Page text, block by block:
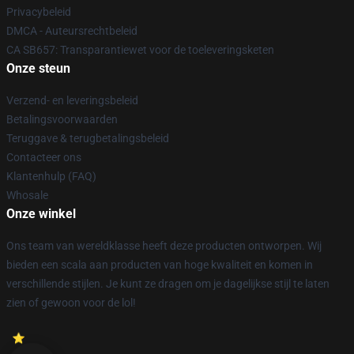
Privacybeleid
DMCA - Auteursrechtbeleid
CA SB657: Transparantiewet voor de toeleveringsketen
Onze steun
Verzend- en leveringsbeleid
Betalingsvoorwaarden
Teruggave & terugbetalingsbeleid
Contacteer ons
Klantenhulp (FAQ)
Whosale
Onze winkel
Ons team van wereldklasse heeft deze producten ontworpen. Wij
bieden een scala aan producten van hoge kwaliteit en komen in
verschillende stijlen. Je kunt ze dragen om je dagelijkse stijl te laten
zien of gewoon voor de lol!